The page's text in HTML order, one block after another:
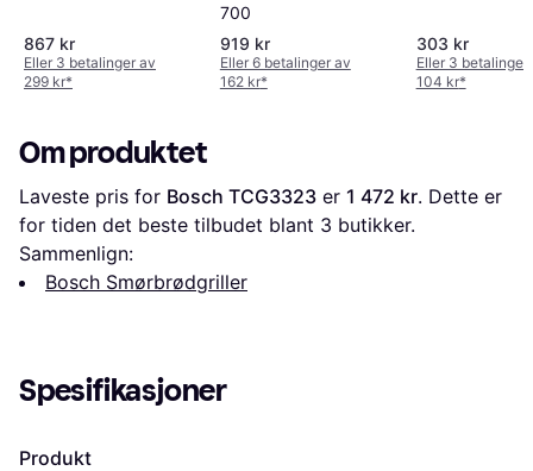
867 kr
Eller 3 betalinger av
299 kr*
700
919 kr
Eller 6 betalinger av
162 kr*
303 kr
Eller 3 betalinger
104 kr*
Om produktet
Laveste pris for Bosch TCG3323 er 1 472 kr. Dette er
for tiden det beste tilbudet blant 3 butikker.
Sammenlign:
Bosch Smørbrødgriller
Spesifikasjoner
Produkt